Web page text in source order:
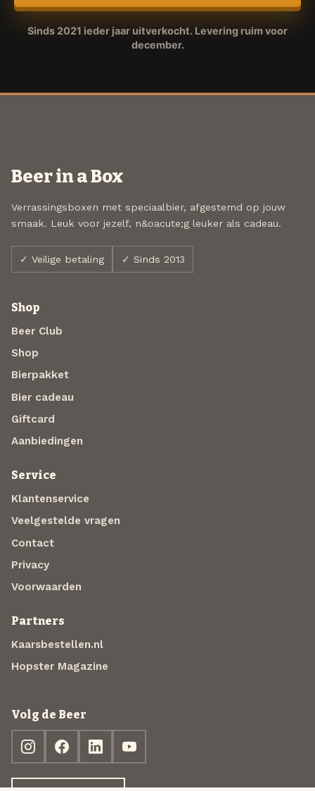
Sinds 2021 ieder jaar uitverkocht. Levering ruim voor
december.
Beer in a Box
Verrassingsboxen met speciaalbier, afgestemd op jouw
smaak. Leuk voor jezelf, n&oacute;g leuker als cadeau.
✓ Veilige betaling ✓ Sinds 2013
Shop
Beer Club
Shop
Bierpakket
Bier cadeau
Giftcard
Aanbiedingen
Service
Klantenservice
Veelgestelde vragen
Contact
Privacy
Voorwaarden
Partners
Kaarsbestellen.nl
Hopster Magazine
Volg de Beer